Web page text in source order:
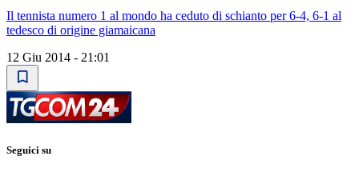
Il tennista numero 1 al mondo ha ceduto di schianto per 6-4, 6-1 al
tedesco di origine giamaicana
12 Giu 2014 - 21:01
Seguici su